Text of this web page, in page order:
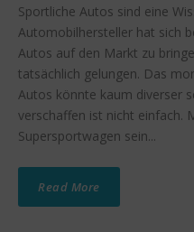
Sportliche Autos sind eine
Automobilhersteller hat sich
Autos auf den Markt zu
tatsächlich gelungen. Das
Autos könnte kaum diverser
verschaffen ist nicht einfach.
Supersportwagen sein...
Read More